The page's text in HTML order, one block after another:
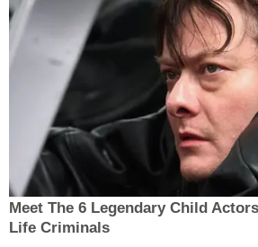
Meet The 6 Legendary Child
Life Criminals